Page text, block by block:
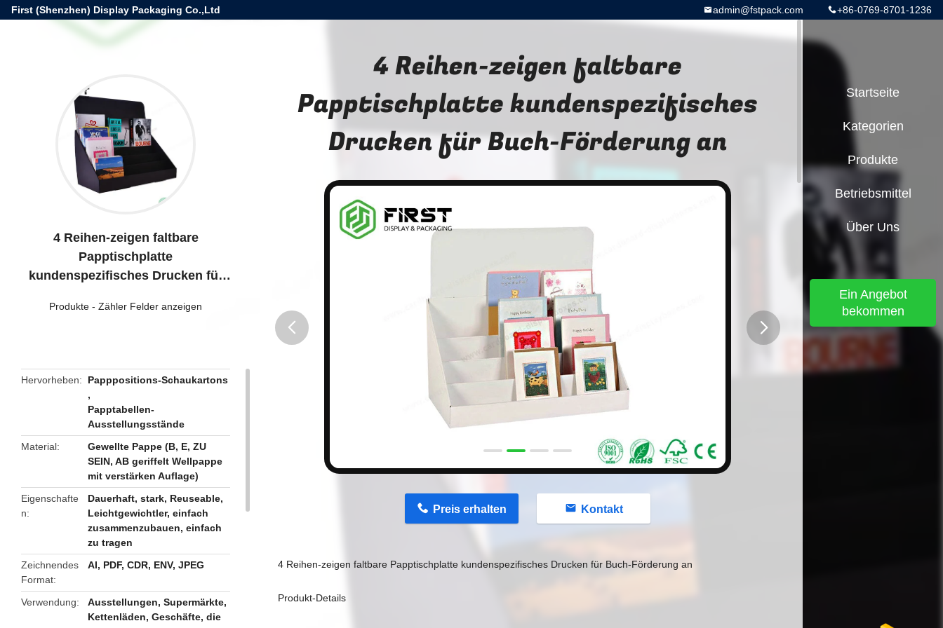
First (Shenzhen) Display Packaging Co.,Ltd +86-0769-8701-1236
admin@fstpack.com
4 Reihen-zeigen faltbare
Papptischplatte
kundenspezifisches Drucken für
Produkte - Zähler Felder anzeigen
Hervorheben
Papppositions-Schaukartons
,
Papptabellen-
Ausstellungsstände
Material
Gewellte Pappe (B, E, ZU
SEIN, AB geriffelt Wellpappe
mit verstärken Auflage)
Eigenschafte
n
Dauerhaft, stark, Reuseable,
Leichtgewichtler, einfach
zusammenzubauen, einfach
zu tragen
Zeichnendes
Format
AI, PDF, CDR, ENV, JPEG
Verwendung
Ausstellungen, Supermärkte,
Kettenläden, Geschäfte, die
4 Reihen-zeigen faltbare
Papptischplatte kundenspezifisches
Drucken für Buch-Förderung an
Preis erhalten Kontakt
4 Reihen-zeigen faltbare Papptischplatte kundenspezifisches Drucken für Buch-Förderung an
Produkt-Details
Startseite
Kategorien
Produkte
Betriebsmittel
Über Uns
Ein Angebot
bekommen